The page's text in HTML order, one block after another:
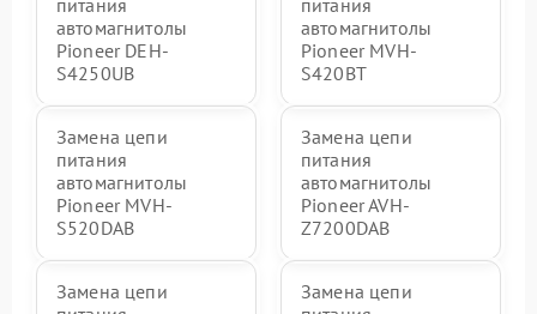
питания
автомагнитолы
Pioneer DEH-
S4250UB
питания
автомагнитолы
Pioneer MVH-
S420BT
Замена цепи
питания
автомагнитолы
Pioneer MVH-
S520DAB
Замена цепи
питания
автомагнитолы
Pioneer AVH-
Z7200DAB
Замена цепи
Замена цепи